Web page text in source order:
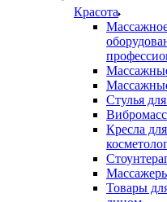
Красота
Стулья
Кресла для
Товары